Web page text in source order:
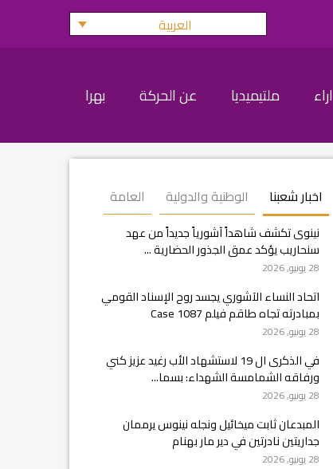
العربية
اراء ملتيميديا عن الحركة بهرا
اخبار شعبنا الوطنية والدولية العامة
نينوى تكشف شاهداً آشورياً جديداً من عهد
سنحاريب يؤكد عمق الجذور الحضارية ...
28 يونيو, 2026
اتحاد النساء الآشوري يجسد روح الإسناد القومي
بمبادرته تجاه طاقم فيلم Case 1087
28 يونيو, 2026
في الذكرى ال 19 لاستشهاد الأب رغيد عزيز كني
ورفاقه الشمامسة الشهداء: بسما...
28 يونيو, 2026
المبدعان ثابت ميخائيل ونجله نينوس يرممان
جداريتين نادرتين في دير مار بهنام
28 يونيو, 2026